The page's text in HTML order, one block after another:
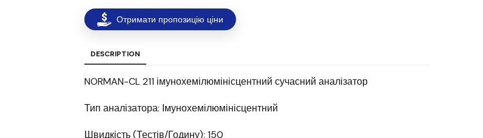
Отримати пропозицію ціни
DESCRIPTION
NORMAN-CL 211 імунохемілюмінісцентний сучасний аналізатор
Тип аналізатора: Імунохемілюмінісцентний
Швидкість (Тестів/Годину): 150